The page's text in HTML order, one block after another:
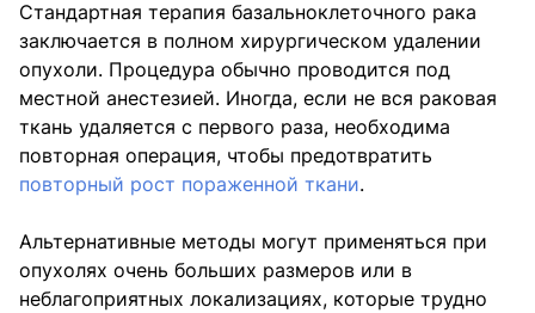
Стандартная терапия базальноклеточного рака
заключается в полном хирургическом удалении
опухоли. Процедура обычно проводится под
местной анестезией. Иногда, если не вся раковая
ткань удаляется с первого раза, необходима
повторная операция, чтобы предотвратить
повторный рост пораженной ткани.
Альтернативные методы могут применяться при
опухолях очень больших размеров или в
неблагоприятных локализациях, которые трудно